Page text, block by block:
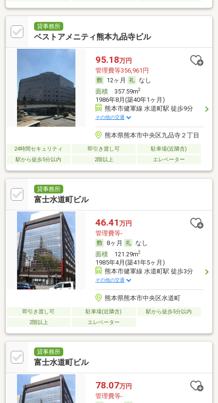
貸事務所
ベストアメニティ熊本九品寺ビル
95.18万円
管理費等356,961円
12ヶ月
なし
面積357.59m2
1986年8月(築40年1ヶ月)
熊本市健軍線 水道町駅 徒歩9分
その他の交通
熊本県熊本市中央区九品寺２丁目
24時間セキュリティ 即引き渡し可
駐車場(近隣含)
駅から徒歩5分以内
2階以上 エレベーター
貸事務所
富士水道町ビル
46.41 万円
管理費等-
8ヶ月
なし
面積121.29m2
1985年4月(築41年5ヶ月)
熊本市健軍線 水道町駅 徒歩3分
その他の交通
熊本県熊本市中央区水道町
即引き渡し可 駐車場(近隣含)
駅から徒歩5分以内
2階以上
エレベーター
貸事務所
富士水道町ビル
78.07万円
管理費等-